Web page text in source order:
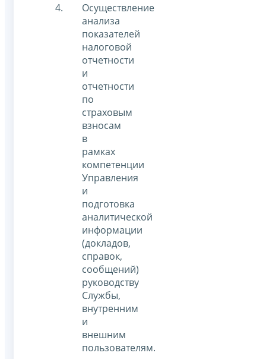
Осуществление
анализа
показателей
налоговой
отчетности
и
отчетности
по
страховым
взносам
в
рамках
компетенции
Управления
и
подготовка
аналитической
информации
(докладов,
справок,
сообщений)
руководству
Службы,
внутренним
и
внешним
пользователям.